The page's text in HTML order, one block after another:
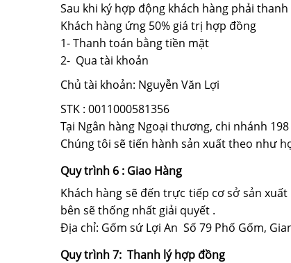
Sau khi ký hợp động khách hàng phải
Khách hàng ứng 50% giá trị hợp đồng
1- Thanh toán bằng tiền mặt
2- Qua tài khoản
Chủ tài khoản: Nguyễn Văn Lợi
STK : 0011000581356
Tại Ngân hàng Ngoại thương, chi nhánh
Chúng tôi sẽ tiến hành sản xuất theo như
Quy trình 6 : Giao Hàng
Khách hàng sẽ đến trực tiếp cơ sở sản
bên sẽ thống nhất giải quyết .
Địa chỉ: Gốm sứ Lợi An Số 79 Phố Gốm,
Quy trình 7: Thanh lý hợp đồng